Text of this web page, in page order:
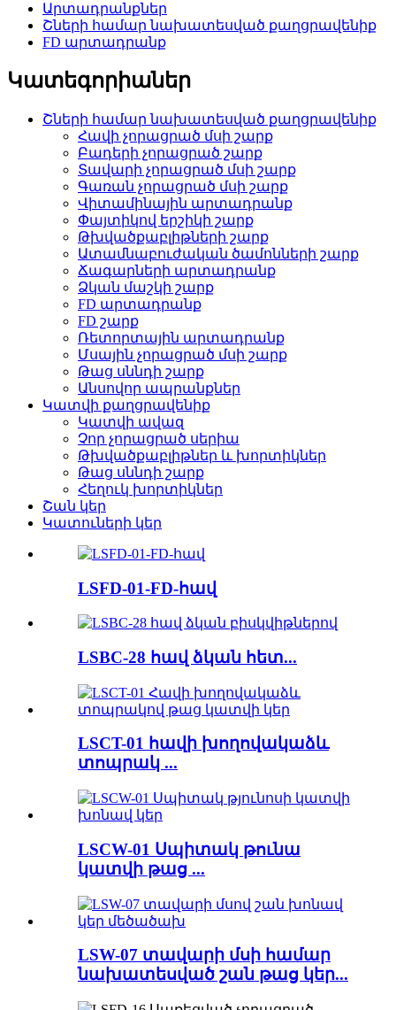
Արտադրանքներ
Շների համար նախատեսված քաղցրավենիք
FD արտադրանք
Կատեգորիաներ
Շների համար նախատեսված քաղցրավենիք
Հավի չորացրած մսի շարք
Բադերի չորացրած շարք
Տավարի չորացրած մսի շարք
Գառան չորացրած մսի շարք
Վիտամինային արտադրանք
Փայտիկով երշիկի շարք
Թխվածքաբլիթների շարք
Ատամնաբուժական ծամոնների շարք
Ճագարների արտադրանք
Ձկան մաշկի շարք
FD արտադրանք
FD շարք
Ռետորտային արտադրանք
Մսային չորացրած մսի շարք
Թաց սննդի շարք
Անսովոր ապրանքներ
Կատվի քաղցրավենիք
Կատվի ավազ
Չոր չորացրած սերիա
Թխվածքաբլիթներ և խորտիկներ
Թաց սննդի շարք
Հեղուկ խորտիկներ
Շան կեր
Կատուների կեր
LSFD-01-FD-հավ
LSBC-28 հավ ձկան հետ...
LSCT-01 հավի խողովակաձև
տոպրակ ...
LSCW-01 Սպիտակ թունա
կատվի թաց ...
LSW-07 տավարի մսի համար
նախատեսված շան թաց կեր...